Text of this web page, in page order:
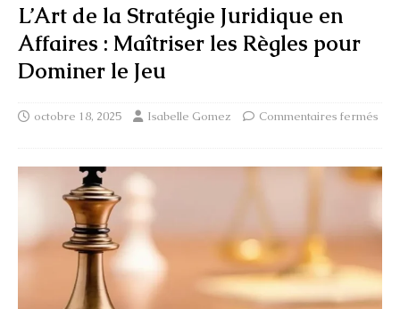
L’Art de la Stratégie Juridique en
Affaires : Maîtriser les Règles pour
Dominer le Jeu
octobre 18, 2025 Isabelle Gomez Commentaires fermés